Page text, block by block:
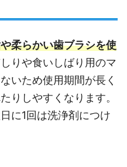
柔らかい歯ブラシを使
りや食いしばり用のマ
いため使用期間が長く
りしやすくなります。
に1回は洗浄剤につけ